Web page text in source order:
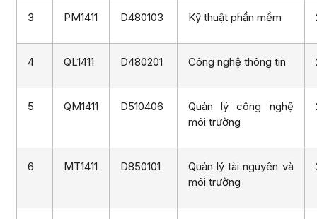
3 PM1411 D480103 Kỹ thuật phần mềm
4 QL1411 D480201 Công nghệ thông tin
5 QM1411 D510406
Quản lý công nghệ
môi trường
6 MT1411 D850101
Quản lý tài nguyên và
môi trường